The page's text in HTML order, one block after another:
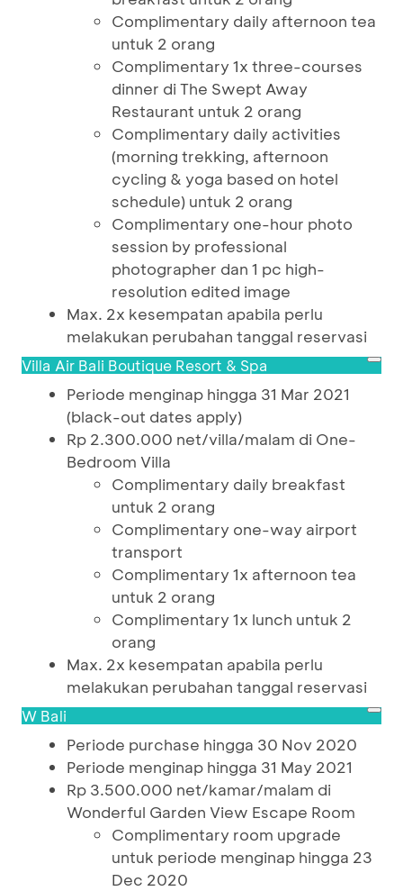
Complimentary daily afternoon tea
untuk 2 orang
Complimentary 1x three-courses
dinner di The Swept Away
Restaurant untuk 2 orang
Complimentary daily activities
(morning trekking, afternoon
cycling & yoga based on hotel
schedule) untuk 2 orang
Complimentary one-hour photo
session by professional
photographer dan 1 pc high-
resolution edited image
Max. 2x kesempatan apabila perlu
melakukan perubahan tanggal reservasi
Villa Air Bali Boutique Resort & Spa
Periode menginap hingga 31 Mar 2021
(black-out dates apply)
Rp 2.300.000 net/villa/malam di One-
Bedroom Villa
Complimentary daily breakfast
untuk 2 orang
Complimentary one-way airport
transport
Complimentary 1x afternoon tea
untuk 2 orang
Complimentary 1x lunch untuk 2
orang
Max. 2x kesempatan apabila perlu
melakukan perubahan tanggal reservasi
W Bali
Periode purchase hingga 30 Nov 2020
Periode menginap hingga 31 May 2021
Rp 3.500.000 net/kamar/malam di
Wonderful Garden View Escape Room
Complimentary room upgrade
untuk periode menginap hingga 23
Dec 2020